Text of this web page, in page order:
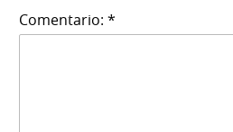
Comentario: *